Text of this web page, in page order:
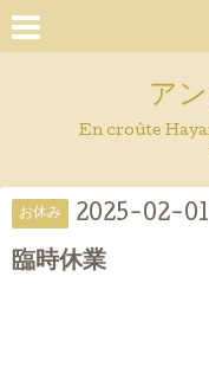
ア
En croûte
お休み 2025-02-
臨時休業